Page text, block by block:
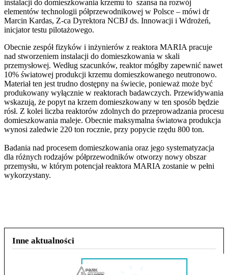
instalacji do domieszkowania krzemu to szansa na rozwój
elementów technologii półprzewodnikowej w Polsce – mówi dr
Marcin Kardas, Z-ca Dyrektora NCBJ ds. Innowacji i Wdrożeń,
inicjator testu pilotażowego.
Obecnie zespół fizyków i inżynierów z reaktora MARIA pracuje
nad stworzeniem instalacji do domieszkowania w skali
przemysłowej. Według szacunków, reaktor mógłby zapewnić nawet
10% światowej produkcji krzemu domieszkowanego neutronowo.
Materiał ten jest trudno dostępny na świecie, ponieważ może być
produkowany wyłącznie w reaktorach badawczych. Przewidywania
wskazują, że popyt na krzem domieszkowany w ten sposób będzie
rósł. Z kolei liczba reaktorów zdolnych do przeprowadzania procesu
domieszkowania maleje. Obecnie maksymalna światowa produkcja
wynosi zaledwie 220 ton rocznie, przy popycie rzędu 800 ton.
Badania nad procesem domieszkowania oraz jego systematyzacja
dla różnych rodzajów półprzewodników otworzy nowy obszar
przemysłu, w którym potencjał reaktora MARIA zostanie w pełni
wykorzystany.
Inne aktualności